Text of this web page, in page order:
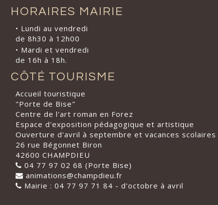
HORAIRES MAIRIE
• Lundi au vendredi
de 8h30 à 12h00
• Mardi et vendredi
de 16h à 18h.
CÔTÉ TOURISME
Accueil touristique
"Porte de Bise"
Centre de l'art roman en Forez
Espace d'exposition pédagogique et artistique
Ouverture d'avril à septembre et vacances scolaires
26 rue Bégonnet Biron
42600 CHAMPDIEU
04 77 97 02 68 (Porte Bise)
animations@champdieu.fr
Mairie : 04 77 97 71 84 - d'octobre à avril